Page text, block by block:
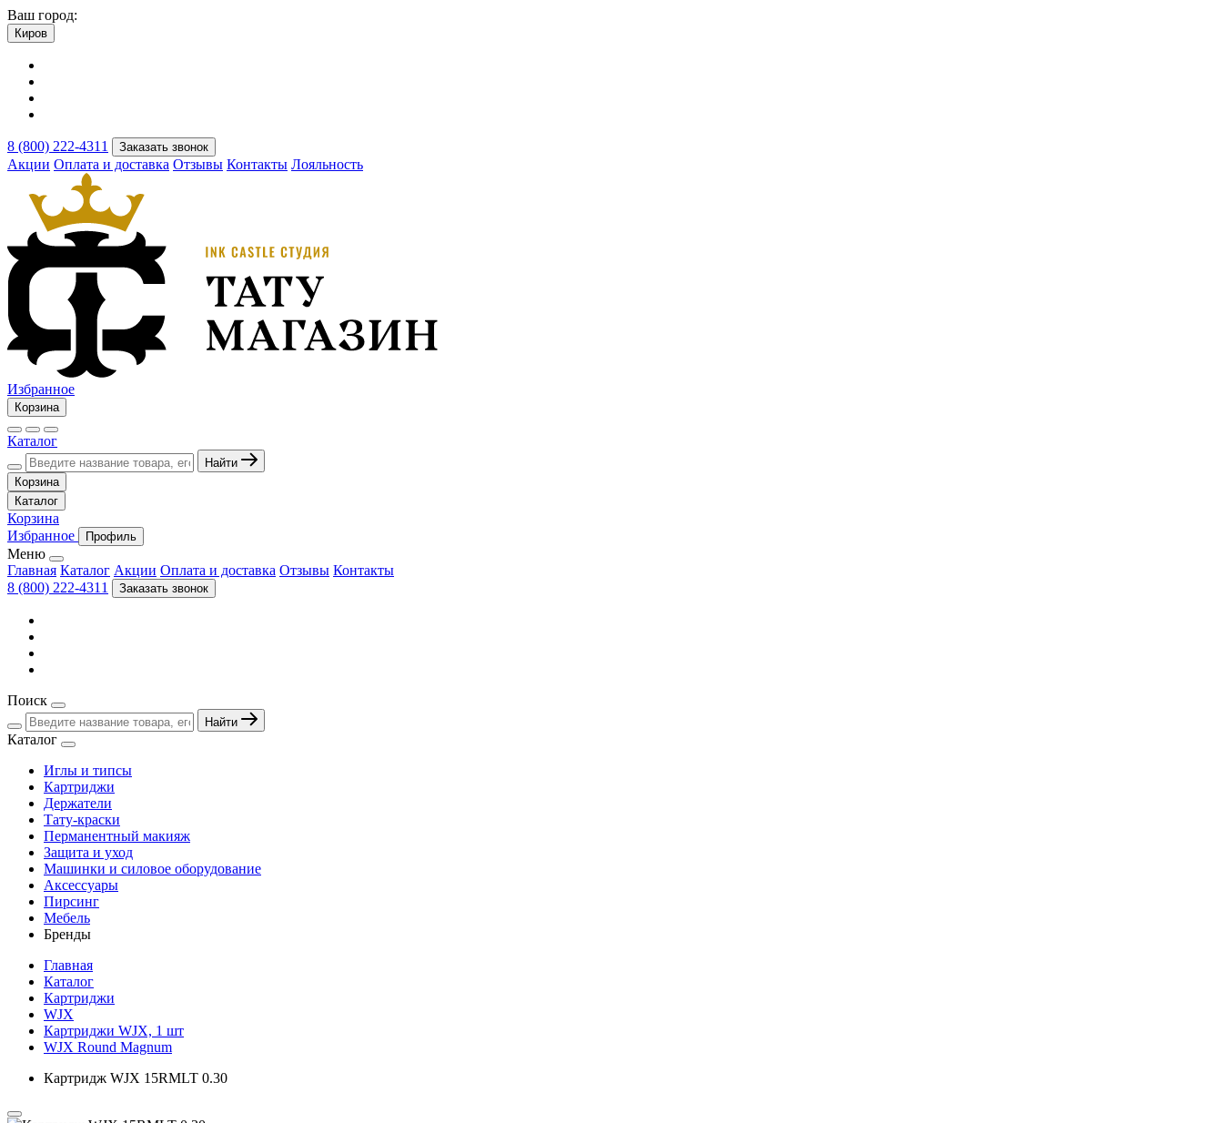
Ваш город:
Киров
8 (800) 222-4311 Заказать звонок
Акции Оплата и доставка Отзывы Контакты Лояльность
Избранное
Корзина
Каталог
Найти
Корзина
Каталог
Корзина
Избранное
Профиль
Меню
Главная Каталог Акции Оплата и доставка Отзывы Контакты
8 (800) 222-4311
Заказать звонок
Поиск
Найти
Каталог
Иглы и типсы
Картриджи
Держатели
Тату-краски
Перманентный макияж
Защита и уход
Машинки и силовое оборудование
Аксессуары
Пирсинг
Мебель
Бренды
Главная
Каталог
Картриджи
WJX
Картриджи WJX, 1 шт
WJX Round Magnum
Картридж WJX 15RMLT 0.30